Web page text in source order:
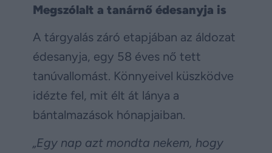
Megszólalt a tanárnő édesanyja is
A tárgyalás záró etapjában az áldozat
édesanyja, egy 58 éves nő tett
tanúvallomást. Könnyeivel küszködve
idézte fel, mit élt át lánya a
bántalmazások hónapjaiban.
„Egy nap azt mondta nekem, hogy